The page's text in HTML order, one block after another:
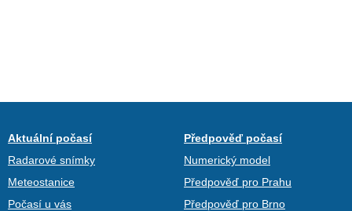
Aktuální počasí
Radarové snímky
Meteostanice
Počasí u vás
Předpověď počasí
Numerický model
Předpověď pro Prahu
Předpověď pro Brno